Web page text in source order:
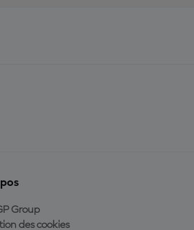
Group
des cookies